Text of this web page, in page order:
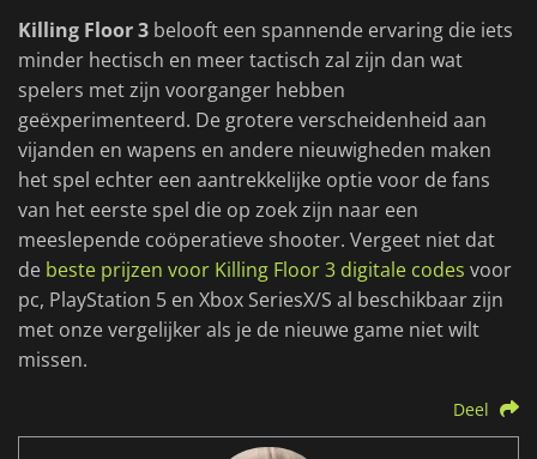
Killing Floor 3 belooft een spannende ervaring die iets
minder hectisch en meer tactisch zal zijn dan wat
spelers met zijn voorganger hebben
geëxperimenteerd. De grotere verscheidenheid aan
vijanden en wapens en andere nieuwigheden maken
het spel echter een aantrekkelijke optie voor de fans
van het eerste spel die op zoek zijn naar een
meeslepende coöperatieve shooter. Vergeet niet dat
de beste prijzen voor Killing Floor 3 digitale codes voor
pc, PlayStation 5 en Xbox SeriesX/S al beschikbaar zijn
met onze vergelijker als je de nieuwe game niet wilt
missen.
Deel